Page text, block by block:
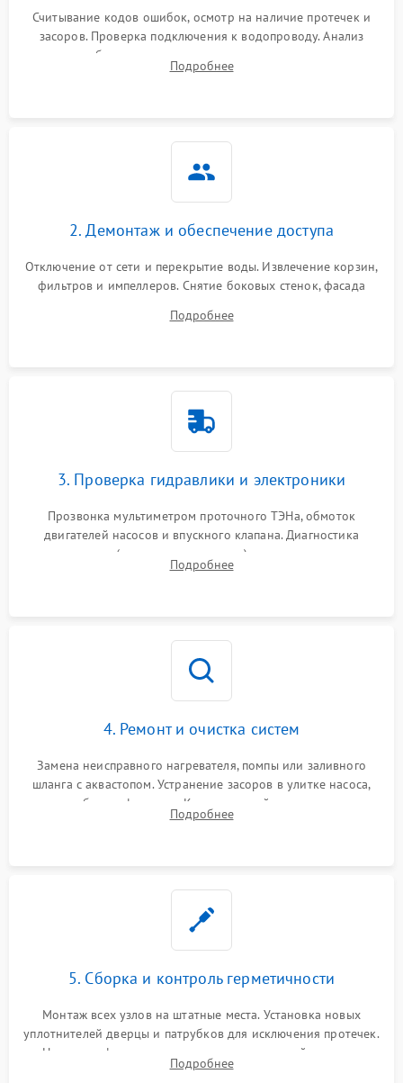
Считывание кодов ошибок, осмотр на наличие протечек и
засоров. Проверка подключения к водопроводу. Анализ
жалоб на отсутствие слива, нагрева, вращения
разбрызгивателей или срабатывание системы защиты
Подробнее
2. Демонтаж и обеспечение доступа
Отключение от сети и перекрытие воды. Извлечение корзин,
фильтров и импеллеров. Снятие боковых стенок, фасада
циркуляционному насосу, ТЭНу и сливной помпе.
Подробнее
3. Проверка гидравлики и электроники
Прозвонка мультиметром проточного ТЭНа, обмоток
двигателей насосов и впускного клапана. Диагностика
прессостата (датчика уровня воды), датчика мутности,
концевика дверцы и электронного модуля управления.
Подробнее
4. Ремонт и очистка систем
Замена неисправного нагревателя, помпы или заливного
шланга с аквастопом. Устранение засоров в улитке насоса,
патрубках и фильтрах. Компонентный ремонт платы
управления, восстановление поврежденной проводки.
Подробнее
5. Сборка и контроль герметичности
Монтаж всех узлов на штатные места. Установка новых
уплотнителей дверцы и патрубков для исключения протечек.
Надежная фиксация хомутов гидравлической системы,
сборка корпуса и установка датчика поплавка.
Подробнее